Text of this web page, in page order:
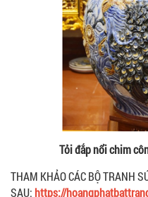
Tỏi đắp nổi chim
THAM KHẢO CÁC BỘ TRANH
SAU: https://